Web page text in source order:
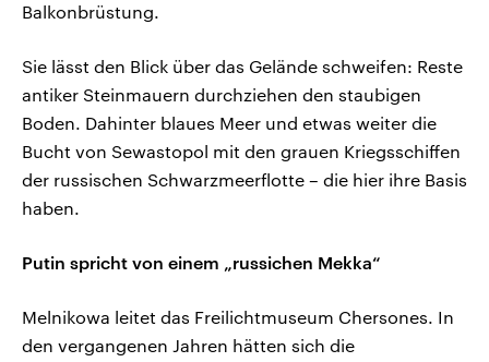
Balkonbrüstung.
Sie lässt den Blick über das Gelände schweifen: Reste
antiker Steinmauern durchziehen den staubigen
Boden. Dahinter blaues Meer und etwas weiter die
Bucht von Sewastopol mit den grauen Kriegsschiffen
der russischen Schwarzmeerflotte – die hier ihre Basis
haben.
Putin spricht von einem „russichen Mekka“
Melnikowa leitet das Freilichtmuseum Chersones. In
den vergangenen Jahren hätten sich die